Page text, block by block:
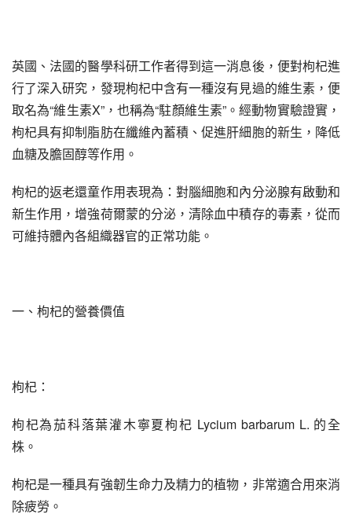
英國、法國的醫學科研工作者得到這一消息後，便對枸杞進
行了深入研究，發現枸杞中含有一種沒有見過的維生素，便
取名為“維生素X”，也稱為“駐顏維生素”。經動物實驗證實，
枸杞具有抑制脂肪在纖維內蓄積、促進肝細胞的新生，降低
血糖及膽固醇等作用。
枸杞的返老還童作用表現為：對腦細胞和內分泌腺有啟動和
新生作用，增強荷爾蒙的分泌，清除血中積存的毒素，從而
可維持體內各組織器官的正常功能。
一、枸杞的營養價值
枸杞：
枸杞為茄科落葉灌木寧夏枸杞 Lycium barbarum L. 的全
株。
枸杞是一種具有強韌生命力及精力的植物，非常適合用來消
除疲勞。